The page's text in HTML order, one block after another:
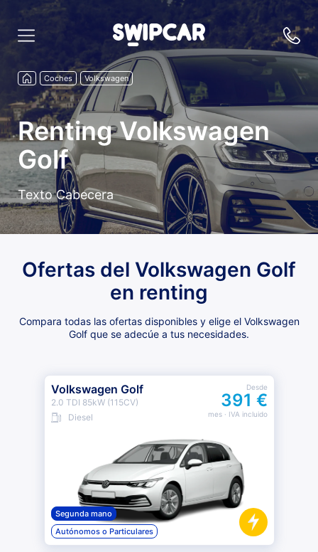
Coches Volkswagen
Renting Volkswagen
Golf
Texto Cabecera
Ofertas del Volkswagen Golf
en renting
Compara todas las ofertas disponibles y elige el Volkswagen
Golf que se adecúe a tus necesidades.
Volkswagen Golf
2.0 TDI 85kW (115CV)
Diesel
Desde
391 €
mes· IVA incluido
Segunda mano
Autónomos o Particulares